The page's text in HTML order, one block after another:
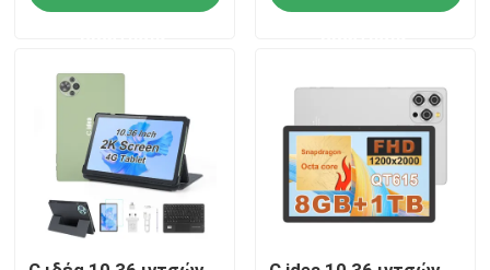
επαφή
Νέα
Ζητήστε ένα απόσπασμα